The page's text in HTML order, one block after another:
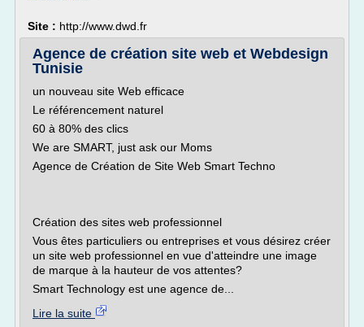
Site : http://www.dwd.fr
Agence de création site web et Webdesign
Tunisie
un nouveau site Web efficace
Le référencement naturel
60 à 80% des clics
We are SMART, just ask our Moms
Agence de Création de Site Web Smart Techno
Création des sites web professionnel
Vous êtes particuliers ou entreprises et vous désirez créer
un site web professionnel en vue d'atteindre une image
de marque à la hauteur de vos attentes?
Smart Technology est une agence de...
Lire la suite